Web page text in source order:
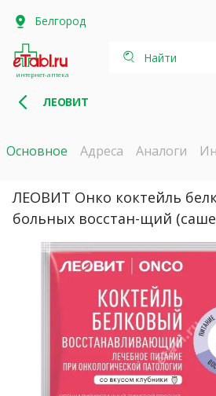
Белгород
интернет-аптека
Найти
ЛЕОВИТ
Основное Адреса Аналоги
ЛЕОВИТ Онко коктейль
больных восстан-щий